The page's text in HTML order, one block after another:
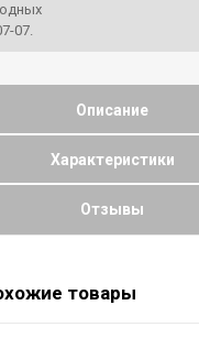
07.
Описание
Характеристики
Отзывы
товары